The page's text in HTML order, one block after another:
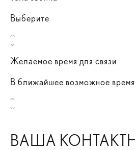
Выберите
Желаемое время для связи
В ближайшее возможное время
ВАША